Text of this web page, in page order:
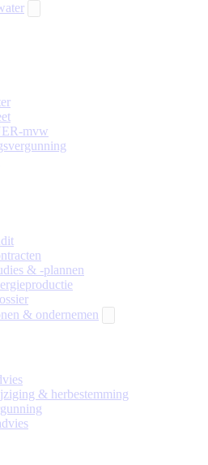
mvw
& -plannen
& ondernemen
& herbestemming